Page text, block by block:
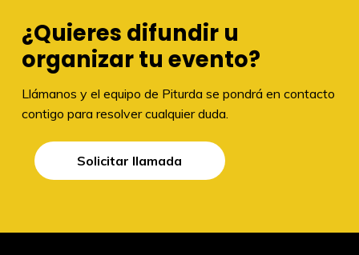
¿Quieres difundir u
organizar tu evento?
Llámanos y el equipo de Piturda se pondrá en contacto
contigo para resolver cualquier duda.
Solicitar llamada